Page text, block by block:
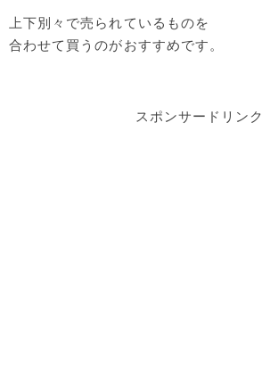
上下別々で売られているものを
合わせて買うのがおすすめです。
スポンサードリンク